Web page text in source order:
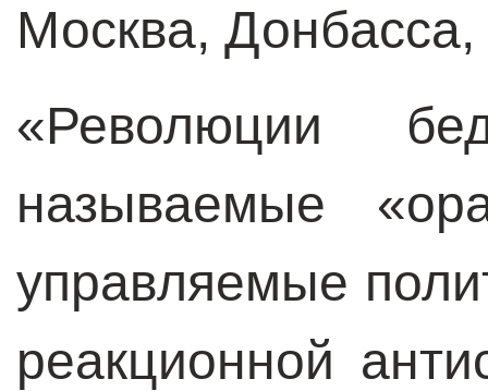
Москва,
«Революции
называемые
управляемые
реакционной